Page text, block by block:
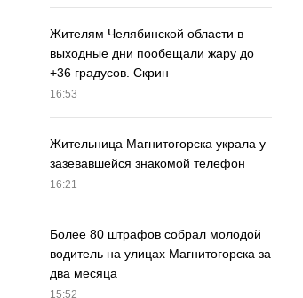
Жителям Челябинской области в
выходные дни пообещали жару до
+36 градусов. Скрин
16:53
Жительница Магнитогорска украла у
зазевавшейся знакомой телефон
16:21
Более 80 штрафов собрал молодой
водитель на улицах Магнитогорска за
два месяца
15:52